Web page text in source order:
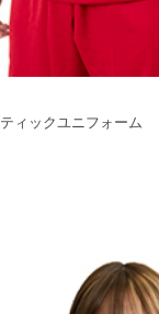
ィックユニフォーム